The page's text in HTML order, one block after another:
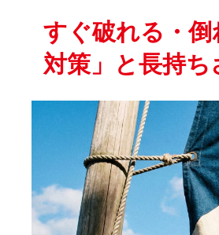
すぐ破れる・
対策」と長持